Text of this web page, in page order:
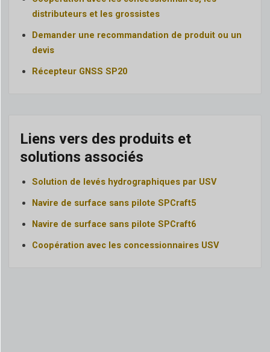
distributeurs et les grossistes
Demander une recommandation de produit ou un
devis
Récepteur GNSS SP20
Liens vers des produits et
solutions associés
Solution de levés hydrographiques par USV
Navire de surface sans pilote SPCraft5
Navire de surface sans pilote SPCraft6
Coopération avec les concessionnaires USV